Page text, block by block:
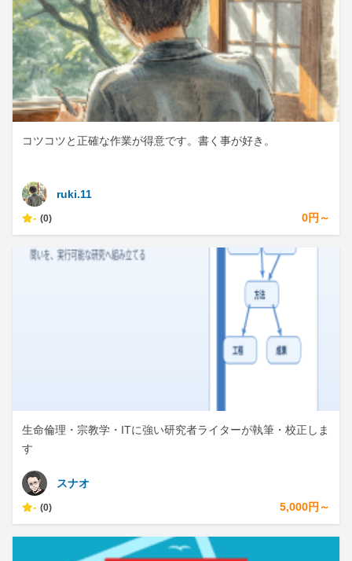
コツコツと正確な作業が得意です。書く事が好き。
ruki.11
- (0) 0円～
生命倫理・宗教学・ITに強い研究者ライターが執筆・校正しま
す
スナオ
- (0) 5,000円～